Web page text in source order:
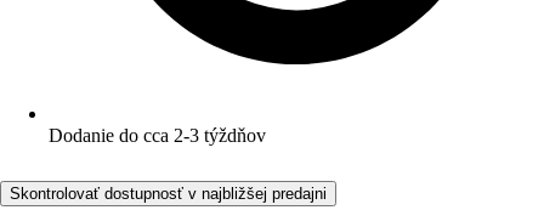
Dodanie do cca 2-3 týždňov
Skontrolovať dostupnosť v najbližšej predajni